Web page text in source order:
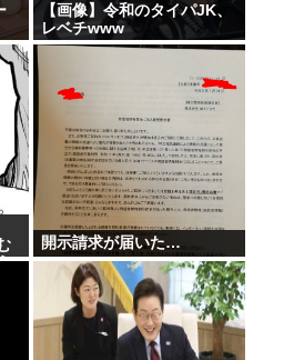
【画像】令和のタイパJK、
レベチwww
開示請求が届いた…